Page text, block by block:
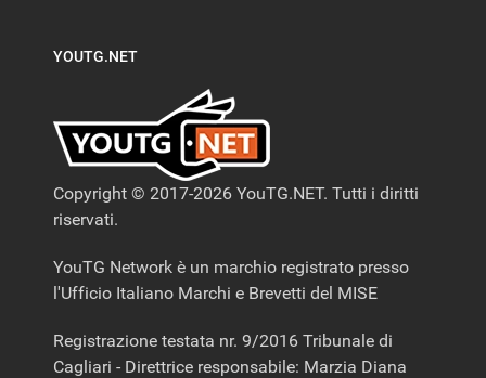
YOUTG.NET
Copyright © 2017-2026 YouTG.NET. Tutti i diritti
riservati.
YouTG Network è un marchio registrato presso
l'Ufficio Italiano Marchi e Brevetti del MISE
Registrazione testata nr. 9/2016 Tribunale di
Cagliari - Direttrice responsabile: Marzia Diana